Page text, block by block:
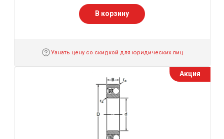
В корзину
Узнать цену со скидкой для юридических лиц
Акция